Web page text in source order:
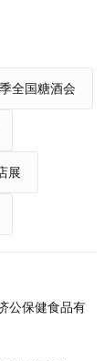
全国糖酒会
展
公保健食品有